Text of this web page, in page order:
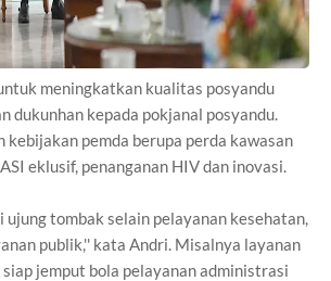
meningkatkan kualitas posyandu
dukunhan kepada pokjanal posyandu.
kebijakan pemda berupa perda kawasan
eklusif, penanganan HIV dan inovasi.
ujung tombak selain pelayanan kesehatan,
publik,'' kata Andri. Misalnya layanan
jemput bola pelayanan administrasi